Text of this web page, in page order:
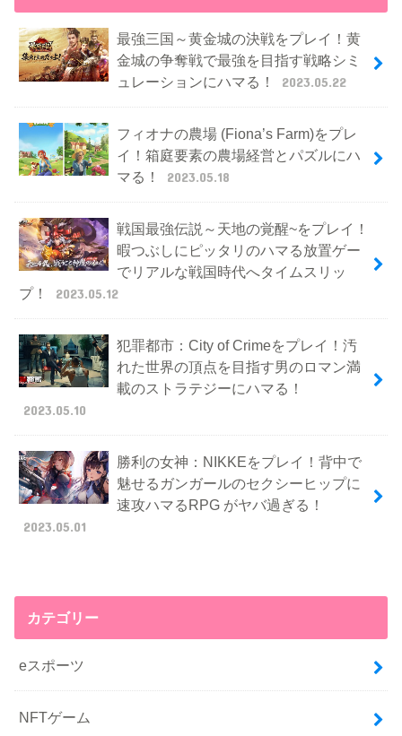
最強三国～黄金城の決戦をプレイ！黄
金城の争奪戦で最強を目指す戦略シミ
ュレーションにハマる！
2023.05.22
フィオナの農場 (Fiona’s Farm)をプレ
イ！箱庭要素の農場経営とパズルにハ
マる！
2023.05.18
戦国最強伝説～天地の覚醒~をプレイ！
暇つぶしにピッタリのハマる放置ゲー
でリアルな戦国時代へタイムスリッ
プ！
2023.05.12
犯罪都市：City of Crimeをプレイ！汚
れた世界の頂点を目指す男のロマン満
載のストラテジーにハマる！
2023.05.10
勝利の女神：NIKKEをプレイ！背中で
魅せるガンガールのセクシーヒップに
速攻ハマるRPG がヤバ過ぎる！
2023.05.01
カテゴリー
eスポーツ
NFTゲーム